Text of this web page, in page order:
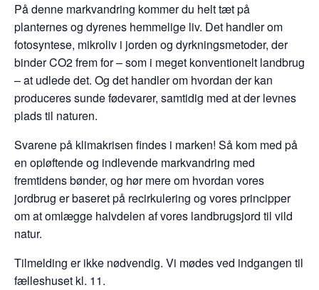
På denne markvandring kommer du helt tæt på
planternes og dyrenes hemmelige liv. Det handler om
fotosyntese, mikroliv i jorden og dyrkningsmetoder, der
binder CO2 frem for – som i meget konventionelt landbrug
– at udlede det. Og det handler om hvordan der kan
produceres sunde fødevarer, samtidig med at der levnes
plads til naturen.
Svarene på klimakrisen findes i marken! Så kom med på
en opløftende og indlevende markvandring med
fremtidens bønder, og hør mere om hvordan vores
jordbrug er baseret på recirkulering og vores principper
om at omlægge halvdelen af vores landbrugsjord til vild
natur.
Tilmelding er ikke nødvendig. Vi mødes ved indgangen til
fælleshuset kl. 11.